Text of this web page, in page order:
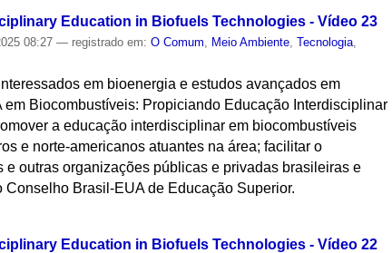
Education in Biofuels Technologies - Vídeo 23
08:27— registrado em:O Comum Meio Ambiente ,Tecnologia
em bioenergia e estudos avançados em
Biocombustíveis: Propiciando Educação Interdisciplinar
a educação interdisciplinar em biocombustíveis
e norte-americanos atuantes na área; facilitar o
outras organizações públicas e privadas brasileiras e
Brasil-EUA de Educação Superior.
Education in Biofuels Technologies - Vídeo 22